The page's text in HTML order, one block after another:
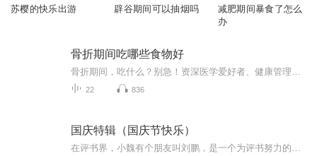
苏樱的快乐出游 辟谷期间可以抽烟吗
减肥期间暴食了怎么
办
骨折期间吃哪些食物好
22 836
国庆特辑（国庆节快乐）